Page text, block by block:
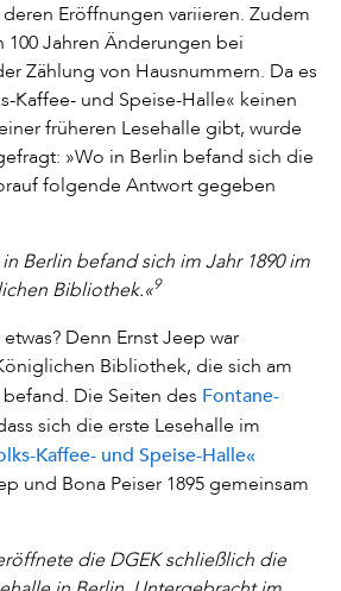
Eröffnungen variieren. Zudem
100 Jahren Änderungen bei
Zählung von Hausnummern. Da es
Kaffee- und Speise-Halle« keinen
früheren Lesehalle gibt, wurde
»Wo in Berlin befand sich die
folgende Antwort gegeben
Berlin befand sich im Jahr 1890 im
Bibliothek.«9
Denn Ernst Jeep war
Bibliothek, die sich am
Die Seiten des Fontane-
sich die erste Lesehalle im
Kaffee- und Speise-Halle«
und Bona Peiser 1895 gemeinsam
die DGEK schließlich die